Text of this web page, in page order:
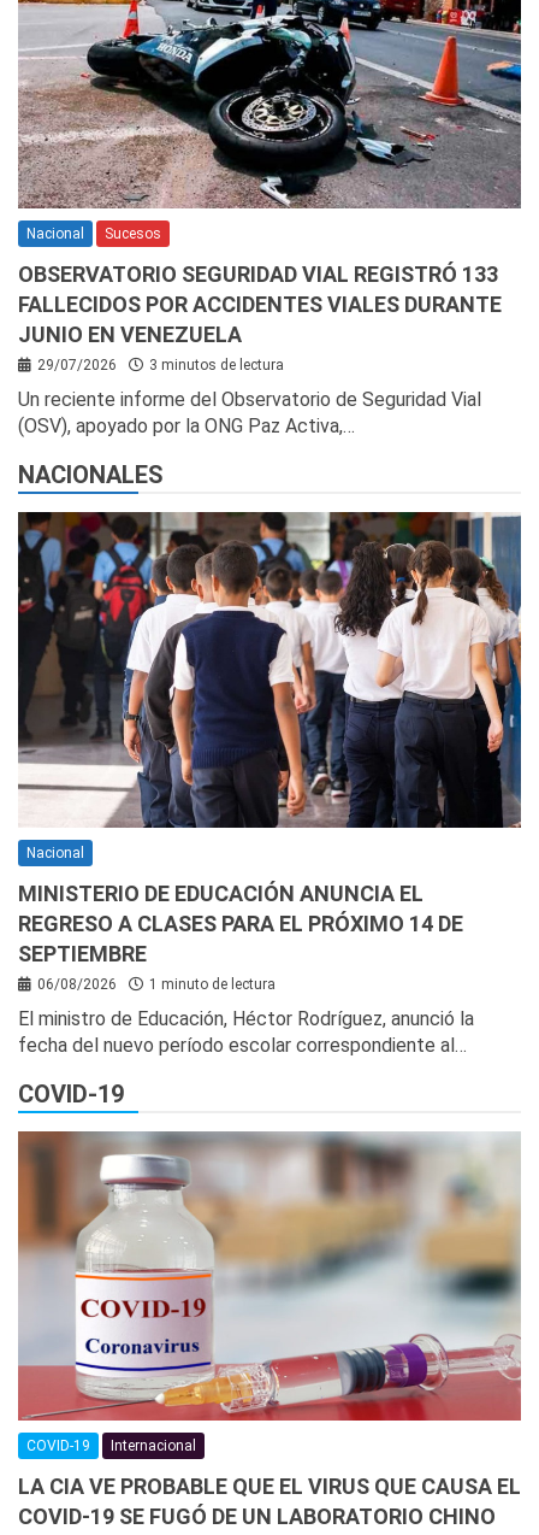
Nacional Sucesos
OBSERVATORIO SEGURIDAD VIAL REGISTRÓ 133
FALLECIDOS POR ACCIDENTES VIALES DURANTE
JUNIO EN VENEZUELA
29/07/2026 3 minutos de lectura
Un reciente informe del Observatorio de Seguridad Vial
(OSV), apoyado por la ONG Paz Activa,…
NACIONALES
Nacional
MINISTERIO DE EDUCACIÓN ANUNCIA EL
REGRESO A CLASES PARA EL PRÓXIMO 14 DE
SEPTIEMBRE
06/08/2026 1 minuto de lectura
El ministro de Educación, Héctor Rodríguez, anunció la
fecha del nuevo período escolar correspondiente al…
COVID-19
COVID-19 Internacional
LA CIA VE PROBABLE QUE EL VIRUS QUE CAUSA EL
COVID-19 SE FUGÓ DE UN LABORATORIO CHINO